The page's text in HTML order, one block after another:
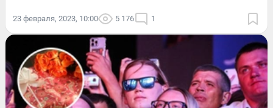
23 февраля, 2023, 10:00 5 176 1